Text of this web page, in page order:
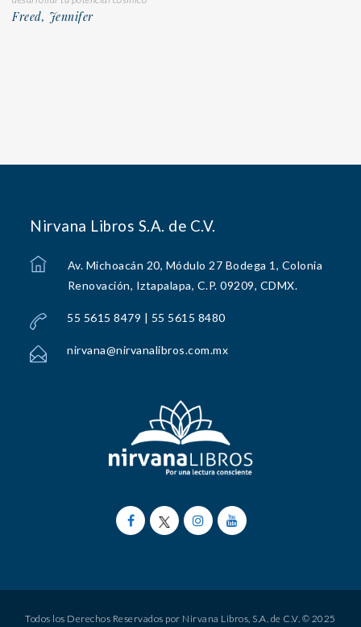
Freed, Jennifer
Nirvana Libros S.A. de C.V.
Av. Michoacán 20, Módulo 27 Bodega 1, Colonia
Renovación, Iztapalapa, C.P. 09209, CDMX.
55 5615 8479 | 55 5615 8480
nirvana@nirvanalibros.com.mx
Todos los Derechos Reservados por Nirvana Libros, S.A. de C.V. © 2025